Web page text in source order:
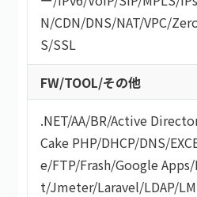
N/CDN/DNS/NAT/VPC/
S/SSL
FW/TOOL/その他
.NET/AA/BR/Active
Cake PHP/DHCP/DNS/
e/FTP/Frash/Google Apps/
t/Jmeter/Laravel/LDAP/